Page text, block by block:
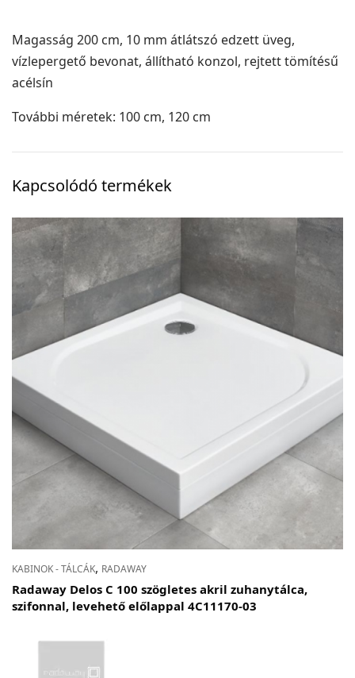
Magasság 200 cm, 10 mm átlátszó edzett üveg,
vízlepergető bevonat, állítható konzol, rejtett tömítésű
acélsín
További méretek: 100 cm, 120 cm
Kapcsolódó termékek
KABINOK - TÁLCÁK, RADAWAY
Radaway Delos C 100 szögletes akril zuhanytálca,
szifonnal, levehető előlappal 4C11170-03